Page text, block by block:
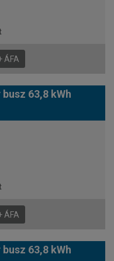
ÁFA
63,8 kWh
ÁFA
63,8 kWh